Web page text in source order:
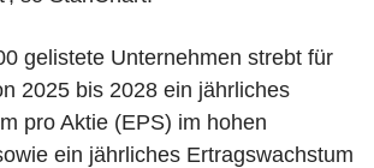
gelistete Unternehmen strebt für
2025 bis 2028 ein jährliches
pro Aktie (EPS) im hohen
ein jährliches Ertragswachstum